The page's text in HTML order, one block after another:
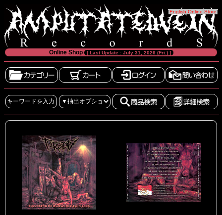
[English Online Store]
Online Shop [ Last Update : July 31, 2026 (Fri.) ]